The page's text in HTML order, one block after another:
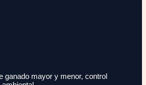
ganado mayor y menor, control